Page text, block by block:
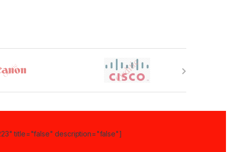
title="false" description="false"]